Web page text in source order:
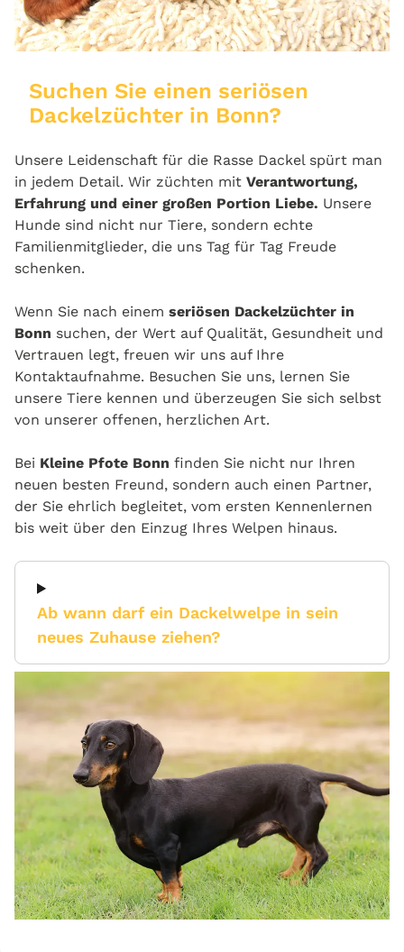
Suchen Sie einen seriösen
Dackelzüchter in Bonn?
Unsere Leidenschaft für die Rasse Dackel spürt man
in jedem Detail. Wir züchten mit Verantwortung,
Erfahrung und einer großen Portion Liebe. Unsere
Hunde sind nicht nur Tiere, sondern echte
Familienmitglieder, die uns Tag für Tag Freude
schenken.
Wenn Sie nach einem seriösen Dackelzüchter in
Bonn suchen, der Wert auf Qualität, Gesundheit und
Vertrauen legt, freuen wir uns auf Ihre
Kontaktaufnahme. Besuchen Sie uns, lernen Sie
unsere Tiere kennen und überzeugen Sie sich selbst
von unserer offenen, herzlichen Art.
Bei Kleine Pfote Bonn finden Sie nicht nur Ihren
neuen besten Freund, sondern auch einen Partner,
der Sie ehrlich begleitet, vom ersten Kennenlernen
bis weit über den Einzug Ihres Welpen hinaus.
Ab wann darf ein Dackelwelpe in sein
neues Zuhause ziehen?